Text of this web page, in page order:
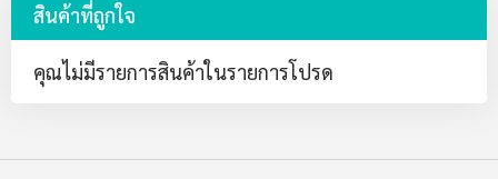
สินค้าที่ถูกใจ
คุณไม่มีรายการสินค้าในรายการโปรด